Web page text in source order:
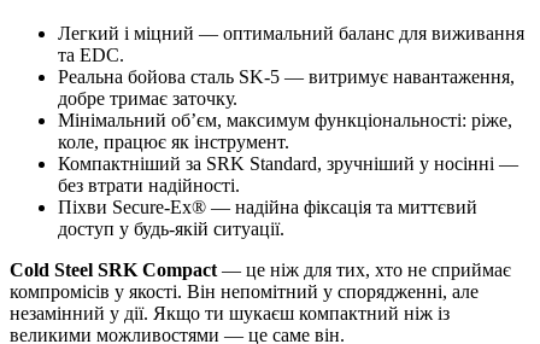
Легкий і міцний — оптимальний баланс для виживання
та EDC.
Реальна бойова сталь SK-5 — витримує навантаження,
добре тримає заточку.
Мінімальний об’єм, максимум функціональності: ріже,
коле, працює як інструмент.
Компактніший за SRK Standard, зручніший у носінні —
без втрати надійності.
Піхви Secure-Ex® — надійна фіксація та миттєвий
доступ у будь-якій ситуації.
Cold Steel SRK Compact — це ніж для тих, хто не сприймає
компромісів у якості. Він непомітний у спорядженні, але
незамінний у дії. Якщо ти шукаєш компактний ніж із
великими можливостями — це саме він.